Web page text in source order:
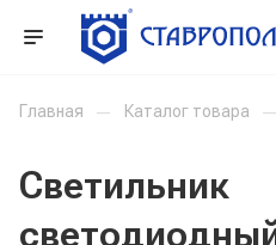
Главная — Каталог товара —
Светильник